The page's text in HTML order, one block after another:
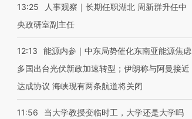
13:25
人事观察｜长期任职湖北 周新群升任中
央政研室副主任
12:13
能源内参｜中东局势催化东南亚能源焦虑
多国出台光伏新政加速转型；伊朗称与阿曼接近
达成协议 海峡现有两条航道将关闭
11:56 当大学教授变临时工，大学还是大学吗